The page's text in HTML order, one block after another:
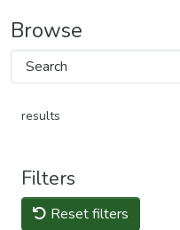
Browse
results
Filters
Reset filters